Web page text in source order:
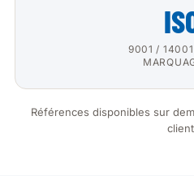
9001 /
Références disponibles sur